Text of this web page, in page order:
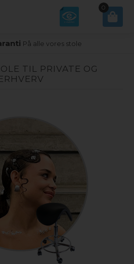
0
På alle vores stole
TIL PRIVATE OG